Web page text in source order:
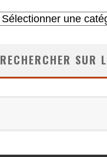
RECHERCHER SUR